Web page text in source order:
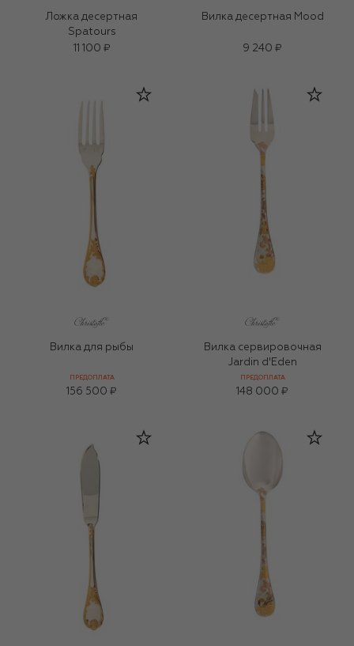
Ложка десертная
Spatours
11 100 ₽
Вилка десертная Mood
9 240 ₽
Вилка для рыбы
ПРЕДОПЛАТА
156 500 ₽
Вилка сервировочная
Jardin d'Eden
ПРЕДОПЛАТА
148 000 ₽